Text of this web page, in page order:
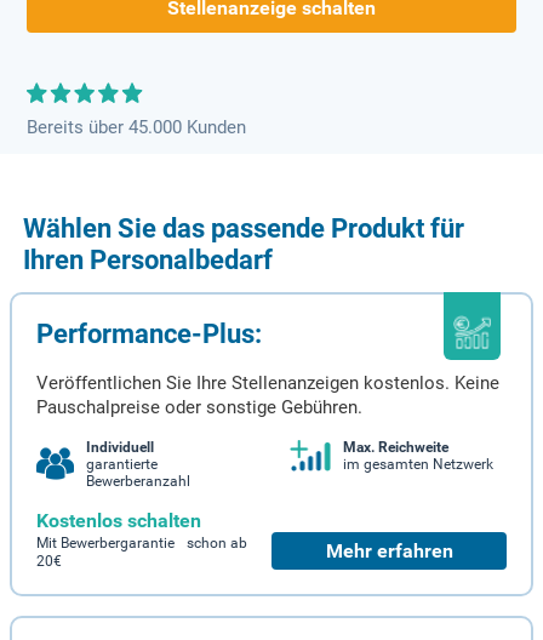
Stellenanzeige schalten
Bereits über 45.000 Kunden
Wählen Sie das passende Produkt für
Ihren Personalbedarf
Performance-Plus:
Veröffentlichen Sie Ihre Stellenanzeigen kostenlos. Keine
Pauschalpreise oder sonstige Gebühren.
Individuell
garantierte
Bewerberanzahl
Max. Reichweite
im gesamten Netzwerk
Kostenlos schalten
Mit Bewerbergarantie schon ab
20€
Mehr erfahren